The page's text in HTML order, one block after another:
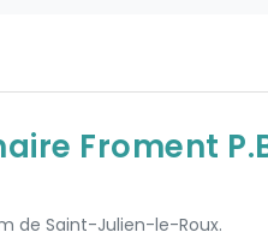
Froment
de Saint-Julien-le-Roux.